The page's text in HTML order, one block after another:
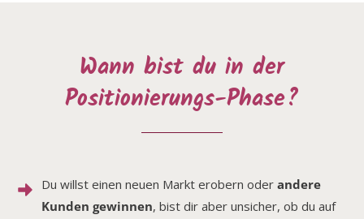
Wann bist du in der
Positionierungs-Phase?
Du willst einen neuen Markt erobern oder andere
Kunden gewinnen, bist dir aber unsicher, ob du auf